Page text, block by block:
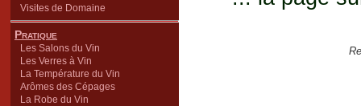
Visites de Domaine
Pratique
Les Salons du Vin
Les Verres à Vin
La Température du Vin
Arômes des Cépages
La Robe du Vin